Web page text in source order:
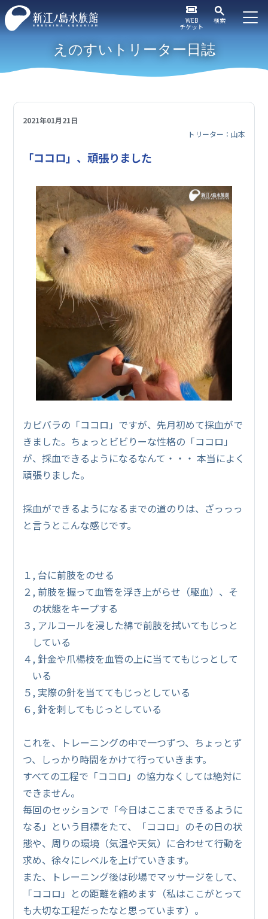
WEB
チケット
検索
えのすいトリーター日誌
2021年01月21日
トリーター：山本
「ココロ」、頑張りました
カピバラの「ココロ」ですが、先月初めて採血がで
きました。ちょっとビビりーな性格の「ココロ」
が、採血できるようになるなんて・・・ 本当によく
頑張りました。
採血ができるようになるまでの道のりは、ざっっっ
と言うとこんな感じです。
１, 台に前肢をのせる
２, 前肢を握って血管を浮き上がらせ（駆血）、そ
の状態をキープする
３, アルコールを浸した綿で前肢を拭いてもじっと
している
４, 針金や爪楊枝を血管の上に当ててもじっとして
いる
５, 実際の針を当ててもじっとしている
６, 針を刺してもじっとしている
これを、トレーニングの中で一つずつ、ちょっとず
つ、しっかり時間をかけて行っていきます。
すべての工程で「ココロ」の協力なくしては絶対に
できません。
毎回のセッションで「今日はここまでできるように
なる」という目標をたて、「ココロ」のその日の状
態や、周りの環境（気温や天気）に合わせて行動を
求め、徐々にレベルを上げていきます。
また、トレーニング後は砂場でマッサージをして、
「ココロ」との距離を縮めます（私はここがとって
も大切な工程だったなと思っています）。